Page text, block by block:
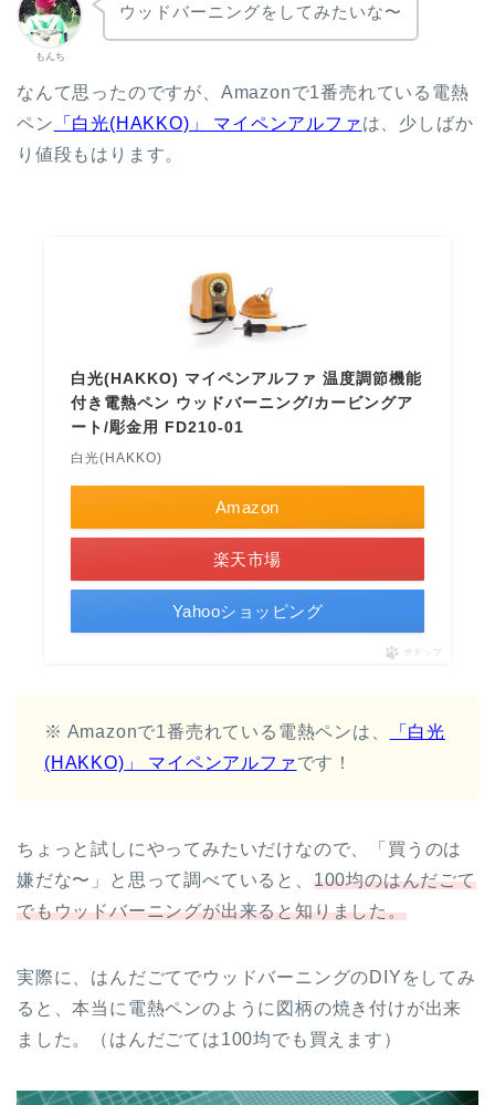
もんち
ウッドバーニングをしてみたいな〜
なんて思ったのですが、Amazonで1番売れている電熱
ペン 「白光(HAKKO)」 マイペンアルファは、少しばか
り値段もはります。
白光(HAKKO) マイペンアルファ 温度調節機能
付き電熱ペン ウッドバーニング/カービングア
ート/彫金用 FD210-01
白光(HAKKO)
Amazon
楽天市場
Yahooショッピング
ポチップ
※ Amazonで1番売れている電熱ペンは、
「白光
(HAKKO)」 マイペンアルファです！
ちょっと試しにやってみたいだけなので、「買うのは
嫌だな〜」と思って調べていると、 100均のはんだごて
でもウッドバーニングが出来ると知りました。
実際に、はんだごてでウッドバーニングのDIYをしてみ
ると、本当に電熱ペンのように図柄の焼き付けが出来
ました。（はんだごては100均でも買えます）